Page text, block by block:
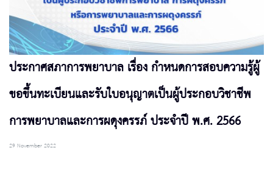
ประกาศสภาการพยาบาล เรื่อง กำหนดการสอบความรู้ผู้
ขอขึ้นทะเบียนและรับใบอนุญาตเป็นผู้ประกอบวิชาชีพ
การพยาบาลและการผดุงครรภ์ ประจำปี พ.ศ. 2566
29 November 2022